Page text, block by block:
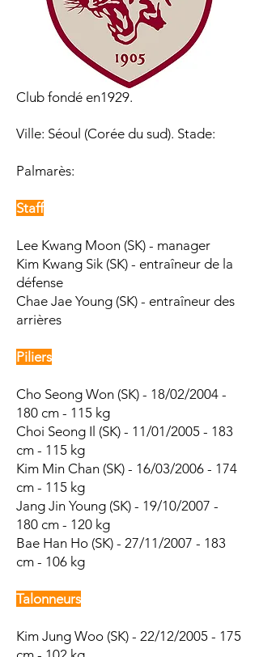
Club fondé en1929.
Ville: Séoul (Corée du sud). Stade:
Palmarès:​
Staff
Lee Kwang Moon (SK) - manager
Kim Kwang Sik (SK) - entraîneur de la
défense
Chae Jae Young (SK) - entraîneur des
arrières
Piliers
Cho Seong Won (SK) - 18/02/2004 -
180 cm - 115 kg
Choi Seong Il (SK) - 11/01/2005 - 183
cm - 115 kg
Kim Min Chan (SK) - 16/03/2006 - 174
cm - 115 kg
Jang Jin Young (SK) - 19/10/2007 -
180 cm - 120 kg
Bae Han Ho (SK) - 27/11/2007 - 183
cm - 106 kg
Talonneurs
Kim Jung Woo (SK) - 22/12/2005 - 175